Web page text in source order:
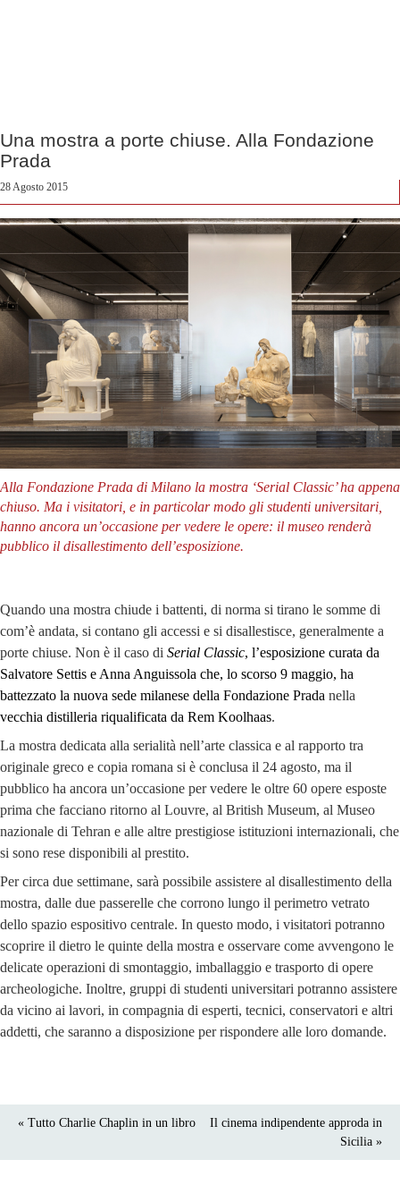
Una mostra a porte chiuse. Alla Fondazione
Prada
28 Agosto 2015
Alla Fondazione Prada di Milano la mostra ‘Serial Classic’ ha appena
chiuso. Ma i visitatori, e in particolar modo gli studenti universitari,
hanno ancora un’occasione per vedere le opere: il museo renderà
pubblico il disallestimento dell’esposizione.
Quando una mostra chiude i battenti, di norma si tirano le somme di
com’è andata, si contano gli accessi e si disallestisce, generalmente a
porte chiuse. Non è il caso di Serial Classic, l’esposizione curata da
Salvatore Settis e Anna Anguissola che, lo scorso 9 maggio, ha
battezzato la nuova sede milanese della Fondazione Prada nella
vecchia distilleria riqualificata da Rem Koolhaas.
La mostra dedicata alla serialità nell’arte classica e al rapporto tra
originale greco e copia romana si è conclusa il 24 agosto, ma il
pubblico ha ancora un’occasione per vedere le oltre 60 opere esposte
prima che facciano ritorno al Louvre, al British Museum, al Museo
nazionale di Tehran e alle altre prestigiose istituzioni internazionali, che
si sono rese disponibili al prestito.
Per circa due settimane, sarà possibile assistere al disallestimento della
mostra, dalle due passerelle che corrono lungo il perimetro vetrato
dello spazio espositivo centrale. In questo modo, i visitatori potranno
scoprire il dietro le quinte della mostra e osservare come avvengono le
delicate operazioni di smontaggio, imballaggio e trasporto di opere
archeologiche. Inoltre, gruppi di studenti universitari potranno assistere
da vicino ai lavori, in compagnia di esperti, tecnici, conservatori e altri
addetti, che saranno a disposizione per rispondere alle loro domande.
« Tutto Charlie Chaplin in un libro
Il cinema indipendente approda in
Sicilia »